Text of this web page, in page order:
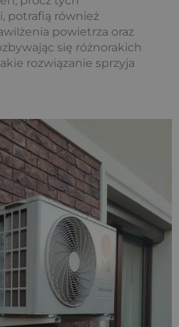
potrafią również
powietrza oraz
się różnorakich
rozwiązanie sprzyja